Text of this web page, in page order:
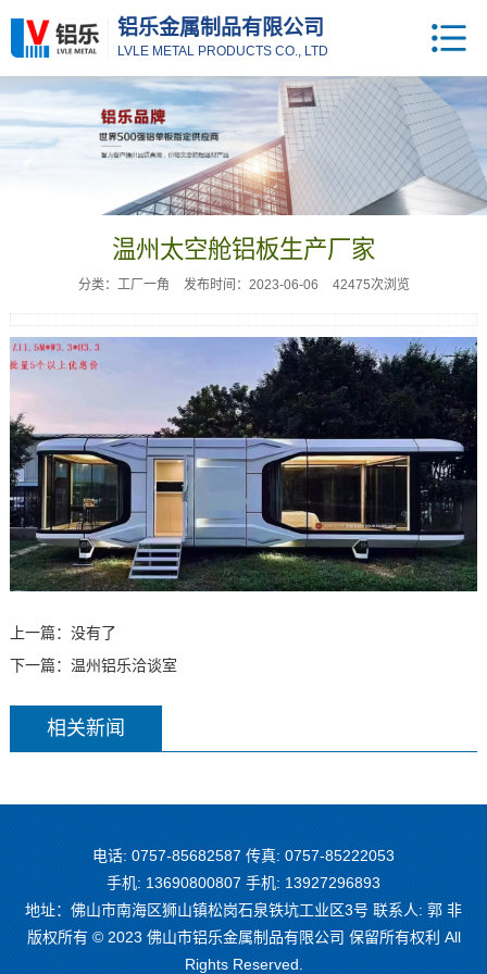
铝乐金属制品有限公司
LVLE METAL PRODUCTS CO., LTD
温州太空舱铝板生产厂家
分类：工厂一角 发布时间：2023-06-06 42475次浏览
上一篇：没有了
下一篇： 温州铝乐洽谈室
相关新闻
电话: 0757-85682587 传真: 0757-85222053
手机: 13690800807 手机: 13927296893
地址：佛山市南海区狮山镇松岗石泉铁坑工业区3号 联系人: 郭 非
版权所有 © 2023 佛山市铝乐金属制品有限公司 保留所有权利 All
Rights Reserved.